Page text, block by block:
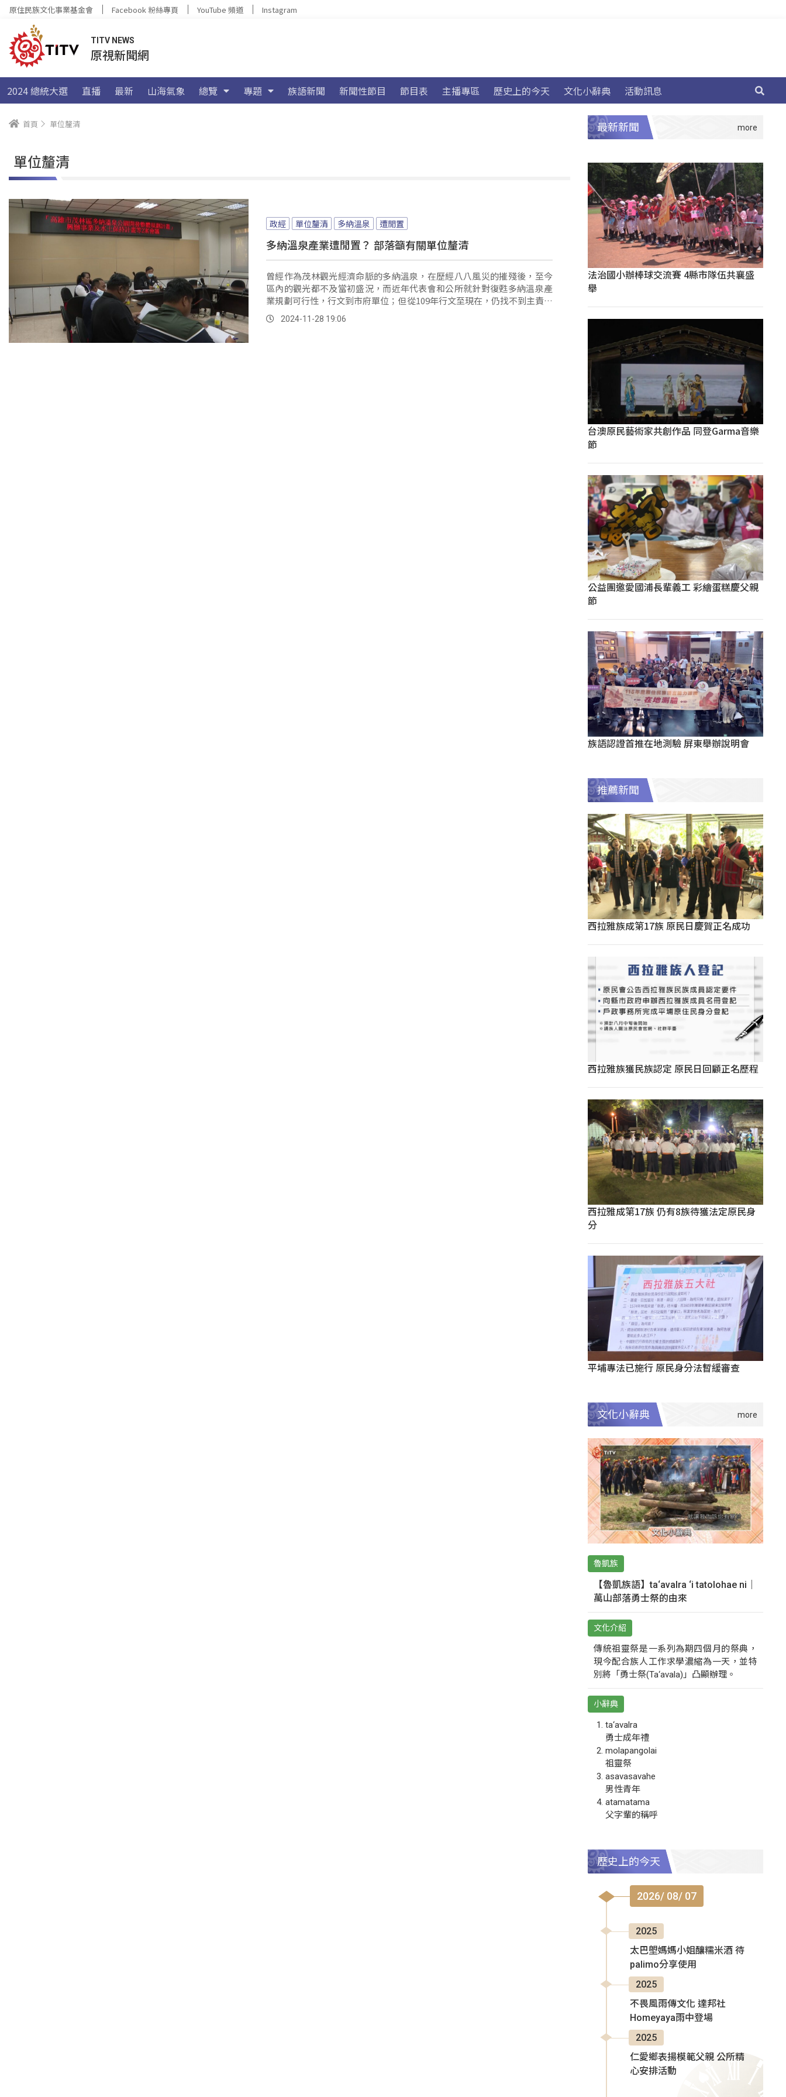
原住民族文化事業基金會 Facebook 粉絲專頁 YouTube 頻道 Instagram
TITV NEWS
原視新聞網
2024 總統大選 直播 最新 山海氣象 總覽 專題 族語新聞 新聞性節目 節目表 主播專區 歷史上的今天 文化小辭典 活動訊息
首頁 單位釐清
單位釐清
政經 單位釐清 多納溫泉 遭閒置
多納溫泉產業遭閒置？ 部落籲有關單位釐清
曾經作為茂林觀光經濟命脈的多納溫泉，在歷經八八風災的摧殘後，至今
區內的觀光都不及當初盛況，而近年代表會和公所就針對復甦多納溫泉產
業規劃可行性，行文到市府單位；但從109年行文至現在，仍找不到主責機
關來進行後續審查作業，為此議員范織欽就召集各相關單位進行討論、釐
清。2024-11-28 19:06
最新新聞
法治國小辦棒球交流賽 4縣市隊伍共襄盛
舉
台澳原民藝術家共創作品 同登Garma音樂
節
公益團邀愛國浦長輩義工 彩繪蛋糕慶父親
節
族語認證首推在地測驗 屏東舉辦說明會
推薦新聞
西拉雅族成第17族 原民日慶賀正名成功
西拉雅族獲民族認定 原民日回顧正名歷程
西拉雅成第17族 仍有8族待獲法定原民身
分
平埔專法已施行 原民身分法暫緩審查
文化小辭典
魯凱族
【魯凱族語】ta‘avalra ‘i tatolohae ni｜
萬山部落勇士祭的由來
文化介紹
傳統祖靈祭是一系列為期四個月的祭典，
現今配合族人工作求學濃縮為一天，並特
別將「勇士祭(Ta‘avala)」凸顯辦理。
小辭典
ta‘avalra
勇士成年禮
molapangolai
祖靈祭
asavasavahe
男性青年
atamatama
父字輩的稱呼
歷史上的今天
2026/ 08/ 07
2025
太巴塱媽媽小姐釀糯米酒 待
palimo分享使用
2025
不畏風雨傳文化 達邦社
Homeyaya雨中登場
2025
仁愛鄉表揚模範父親 公所精
心安排活動